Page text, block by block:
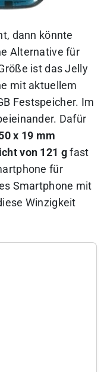
dann könnte
Alternative für
ist das Jelly
mit aktuellem
Festspeicher. Im
Dafür
x 19 mm
von 121 gfast
für
Smartphone mit
Winzigkeit